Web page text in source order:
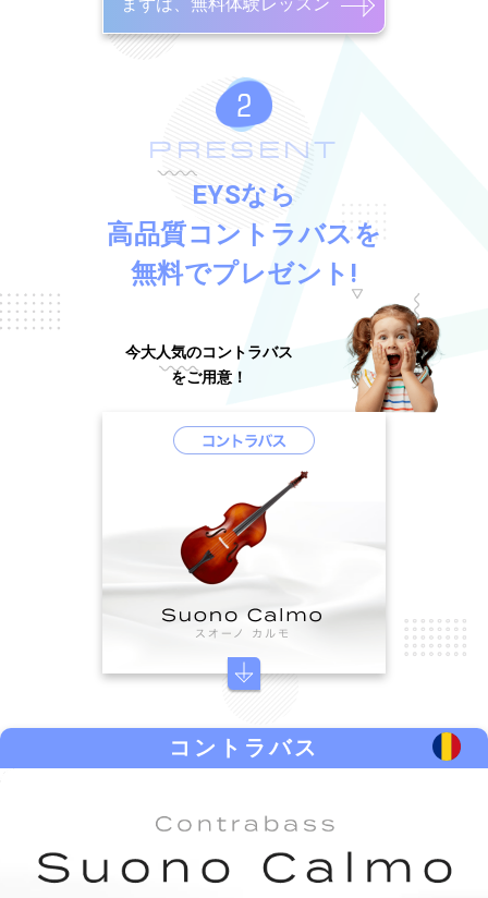
PRESENT
EYSなら
高品質コントラバスを
無料でプレゼント!
今大人気のコントラバス
をご用意！
コントラバス